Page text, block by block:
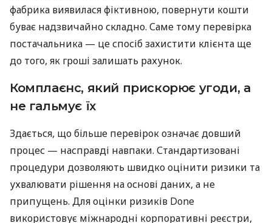
фабрика виявилася фіктивною, повернути кошти
буває надзвичайно складно. Саме тому перевірка
постачальника — це спосіб захистити клієнта ще
до того, як гроші залишать рахунок.
Комплаєнс, який прискорює угоди, а
не гальмує їх
Здається, що більше перевірок означає довший
процес — насправді навпаки. Стандартизовані
процедури дозволяють швидко оцінити ризики та
ухвалювати рішення на основі даних, а не
припущень. Для оцінки ризиків Done
використовує міжнародні корпоративні реєстри,